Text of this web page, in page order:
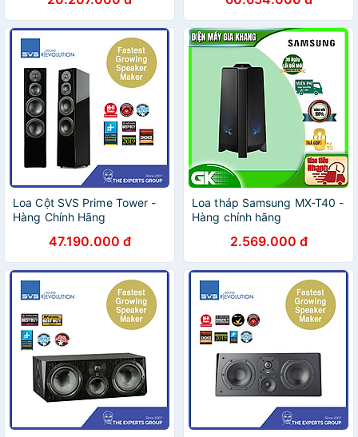
Loa Cột SVS Prime Tower -
Hàng Chính Hãng
47.190.000 đ
Loa tháp Samsung MX-T40 -
Hàng chính hãng
2.569.000 đ